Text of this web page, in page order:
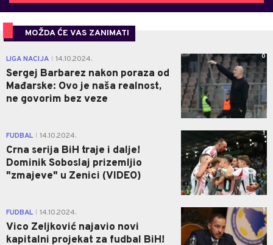
MOŽDA ĆE VAS ZANIMATI
LIGA NACIJA 14.10.2024.
Sergej Barbarez nakon poraza od
Mađarske: Ovo je naša realnost,
ne govorim bez veze
0
FUDBAL 14.10.2024.
Crna serija BiH traje i dalje!
Dominik Soboslaj prizemljio
"zmajeve" u Zenici (VIDEO)
1
FUDBAL 14.10.2024.
Vico Zeljković najavio novi
kapitalni projekat za fudbal BiH!
1